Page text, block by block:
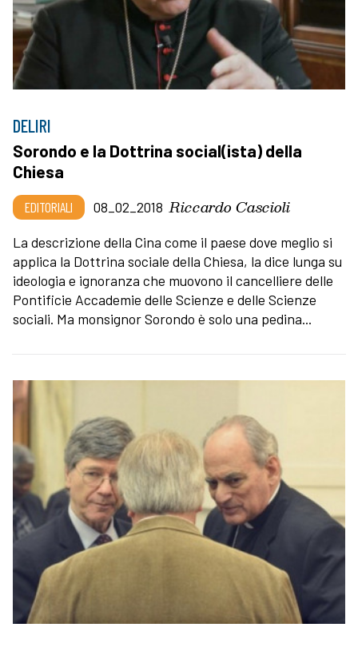
DELIRI
Sorondo e la Dottrina social(ista) della
Chiesa
EDITORIALI 08_02_2018 Riccardo Cascioli
La descrizione della Cina come il paese dove meglio si
applica la Dottrina sociale della Chiesa, la dice lunga su
ideologia e ignoranza che muovono il cancelliere delle
Pontificie Accademie delle Scienze e delle Scienze
sociali. Ma monsignor Sorondo è solo una pedina...